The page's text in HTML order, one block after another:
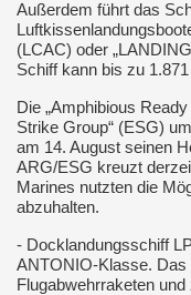
Außerdem führt das
(LCAC) oder
Schiff kann bis zu
Die „Amphibious
Strike Group“ (ESG)
am 14. August seinen
ARG/ESG kreuzt
Marines nutzten die
abzuhalten.
- Docklandungsschiff
ANTONIO-Klasse. Das
Flugabwehrraketen